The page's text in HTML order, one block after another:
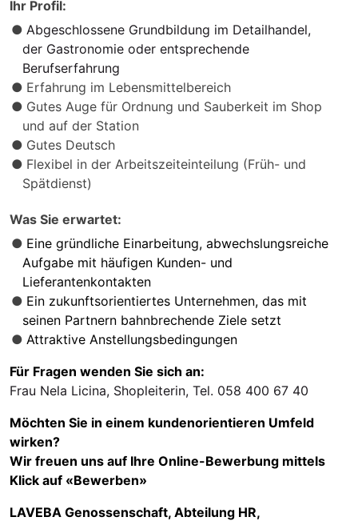
Ihr Profil:
Abgeschlossene Grundbildung im Detailhandel,
der Gastronomie oder entsprechende
Berufserfahrung
Erfahrung im Lebensmittelbereich
Gutes Auge für Ordnung und Sauberkeit im Shop
und auf der Station
Gutes Deutsch
Flexibel in der Arbeitszeiteinteilung (Früh- und
Spätdienst)
Was Sie erwartet:
Eine gründliche Einarbeitung, abwechslungsreiche
Aufgabe mit häufigen Kunden- und
Lieferantenkontakten
Ein zukunftsorientiertes Unternehmen, das mit
seinen Partnern bahnbrechende Ziele setzt
Attraktive Anstellungsbedingungen
Für Fragen wenden Sie sich an:
Frau Nela Licina, Shopleiterin, Tel. 058 400 67 40
Möchten Sie in einem kundenorientieren Umfeld
wirken?
Wir freuen uns auf Ihre Online-Bewerbung mittels
Klick auf «Bewerben»
LAVEBA Genossenschaft, Abteilung HR,